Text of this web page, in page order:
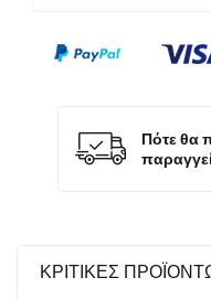
Πότε θα
ΚΡΙΤΙΚΈΣ